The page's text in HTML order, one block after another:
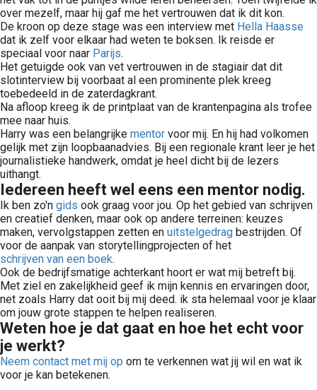
over mezelf, maar hij gaf me het vertrouwen dat ik dit kon.
De kroon op deze stage was een interview met Hella Haasse
dat ik zelf voor elkaar had weten te boksen. Ik reisde er
speciaal voor naar Parijs.
Het getuigde ook van vet vertrouwen in de stagiair dat dit
slotinterview bij voorbaat al een prominente plek kreeg
toebedeeld in de zaterdagkrant.
Na afloop kreeg ik de printplaat van de krantenpagina als trofee
mee naar huis.
Harry was een belangrijke mentor voor mij. En hij had volkomen
gelijk met zijn loopbaanadvies. Bij een regionale krant leer je het
journalistieke handwerk, omdat je heel dicht bij de lezers
uithangt.
Iedereen heeft wel eens een mentor nodig.
Ik ben zo'n gids ook graag voor jou. Op het gebied van schrijven
en creatief denken, maar ook op andere terreinen: keuzes
maken, vervolgstappen zetten en uitstelgedrag bestrijden. Of
voor de aanpak van storytellingprojecten of het
schrijven van een boek.
Ook de bedrijfsmatige achterkant hoort er wat mij betreft bij.
Met ziel en zakelijkheid geef ik mijn kennis en ervaringen door,
net zoals Harry dat ooit bij mij deed. ik sta helemaal voor je klaar
om jouw grote stappen te helpen realiseren.
Weten hoe je dat gaat en hoe het echt voor
je werkt?
Neem contact met mij op om te verkennen wat jij wil en wat ik
voor je kan betekenen.